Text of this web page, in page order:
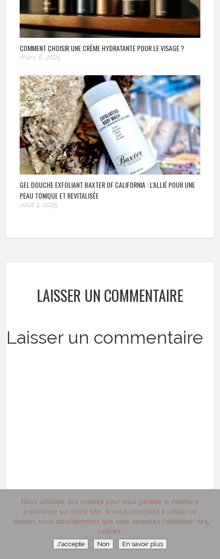
COMMENT CHOISIR UNE CRÈME HYDRATANTE POUR LE VISAGE ?
mars 6, 2025
GEL DOUCHE EXFOLIANT BAXTER OF CALIFORNIA : L’ALLIÉ POUR UNE
PEAU TONIQUE ET REVITALISÉE
août 1, 2025
LAISSER UN COMMENTAIRE
Laisser un commentaire
Nous utilisons des cookies pour vous garantir la meilleure
expérience sur notre site. Si vous continuez à utiliser ce
dernier, nous considérerons que vous acceptez l'utilisation des
cookies.
J'accepte Non En savoir plus